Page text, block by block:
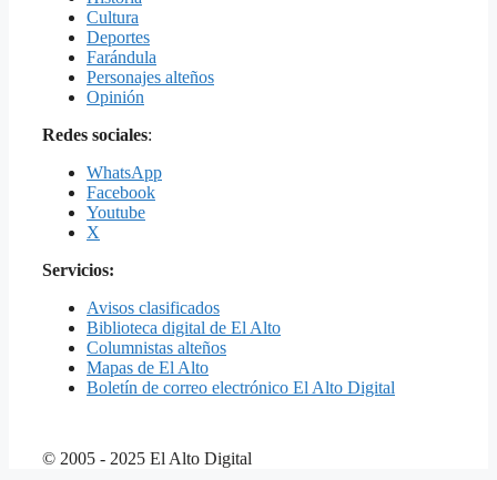
Cultura
Deportes
Farándula
Personajes alteños
Opinión
Redes sociales:
WhatsApp
Facebook
Youtube
X
Servicios:
Avisos clasificados
Biblioteca digital de El Alto
Columnistas alteños
Mapas de El Alto
Boletín de correo electrónico El Alto Digital
© 2005 - 2025 El Alto Digital